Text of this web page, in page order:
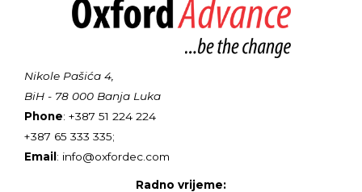
Nikole Pašića 4,
BiH - 78 000 Banja Luka
Phone: +387 51 224 224
+387 65 333 335;
Email : info@oxfordec.com
Radno vrijeme: